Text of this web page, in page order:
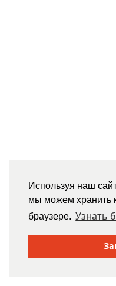
Используя наш
мы можем хранить
браузере. Узнать